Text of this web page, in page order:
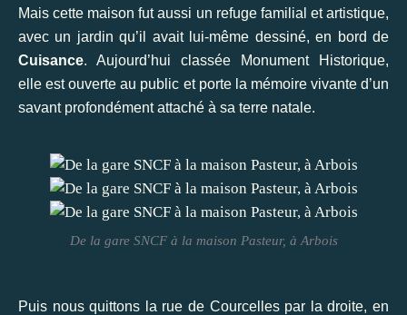
Mais cette maison fut aussi un refuge familial et artistique,
avec un jardin qu’il avait lui-même dessiné, en bord de
Cuisance. Aujourd’hui classée Monument Historique,
elle est ouverte au public et porte la mémoire vivante d’un
savant profondément attaché à sa terre natale.
De la gare SNCF à la maison Pasteur, à Arbois
Puis nous quittons la rue de Courcelles par la droite, en